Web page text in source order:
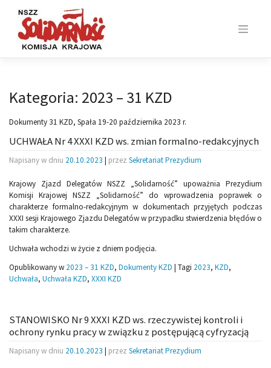
content
Kategoria: 2023 – 31 KZD
Dokumenty 31 KZD, Spała 19-20 października 2023 r.
UCHWAŁA Nr 4 XXXI KZD ws. zmian formalno-redakcyjnych
Napisany w dniu 20.10.2023 | przez Sekretariat Prezydium
Krajowy Zjazd Delegatów NSZZ „Solidarność” upoważnia Prezydium
Komisji Krajowej NSZZ „Solidarność” do wprowadzenia poprawek o
charakterze formalno-redakcyjnym w dokumentach przyjętych podczas
XXXI sesji Krajowego Zjazdu Delegatów w przypadku stwierdzenia błędów o
takim charakterze.
Uchwała wchodzi w życie z dniem podjęcia.
Opublikowany w 2023 – 31 KZD, Dokumenty KZD | Tagi 2023, KZD,
Uchwała, Uchwała KZD, XXXI KZD
STANOWISKO Nr 9 XXXI KZD ws. rzeczywistej kontroli i
ochrony rynku pracy w związku z postępującą cyfryzacją
Napisany w dniu 20.10.2023 | przez Sekretariat Prezydium